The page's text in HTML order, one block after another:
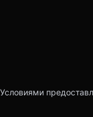
Условиями